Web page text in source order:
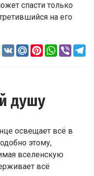
спасти только
на его
Odnoklassniki
VK Mail.RuPinterestWhatsApp
Viber
душу